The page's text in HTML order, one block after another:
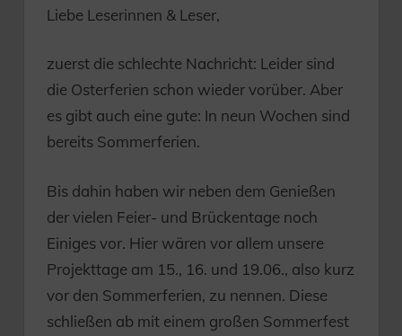
Liebe Leserinnen & Leser,
zuerst die schlechte Nachricht: Leider sind
die Osterferien schon wieder vorüber. Aber
es gibt auch eine gute: In neun Wochen sind
bereits Sommerferien.
Bis dahin haben wir neben dem Genießen
der vielen Feier- und Brückentage noch
Einiges vor. Hier wären vor allem unsere
Projekttage am 15., 16. und 19.06., also kurz
vor den Sommerferien, zu nennen. Diese
schließen ab mit einem großen Sommerfest